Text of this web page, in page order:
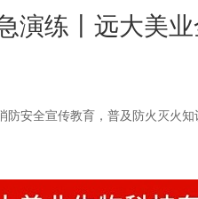
演练丨远大美
防安全宣传教育，普及防火灭火